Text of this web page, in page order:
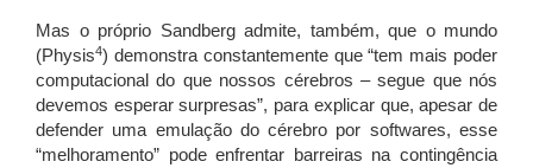
Mas o próprio Sandberg admite, também, que o mundo
(Physis4) demonstra constantemente que “tem mais poder
computacional do que nossos cérebros – segue que nós
devemos esperar surpresas”, para explicar que, apesar de
defender uma emulação do cérebro por softwares, esse
“melhoramento” pode enfrentar barreiras na contingência